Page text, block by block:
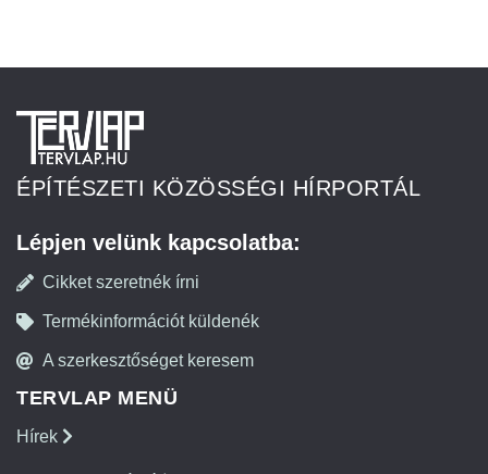
ÉPÍTÉSZETI KÖZÖSSÉGI HÍRPORTÁL
Lépjen velünk kapcsolatba:
Cikket szeretnék írni
Termékinformációt küldenék
A szerkesztőséget keresem
TERVLAP MENÜ
Hírek